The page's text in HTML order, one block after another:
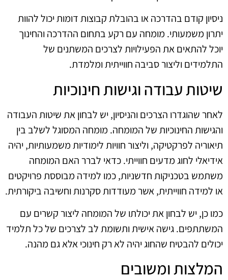
ניסיון קודם בהדרכה או בהובלת קבוצות דומות יכול להוות
יתרון משמעותי. מומחה עם רקע בתחום ההדרכה והחינוך
יוכל להתאים את הפעילויות לצרכים המשתנים של
התלמידים וליצור סביבה חווייתית ומלמדת.
שיטות עבודה וגישות חינוכיות
לאחר שהוגדרו הצרכים והניסיון, יש לבחון את שיטות העבודה
והגישות החינוכיות של המומחה. מומחה המסוגל לשלב בין
תיאוריה לפרקטיקה, וליצור חוויות לימודיות משמעותיות, יהיה
אידיאלי לחוג מדעים חווייתי. כדאי לברר האם המומחה
משתמש בטכניקות חדשניות, כמו למידה מבוססת פרויקטים
או למידה חווייתית, אשר מעודדות סקרנות וחשיבה ביקורתית.
כמו כן, יש לבחון את יכולתו של המומחה ליצור קשרים עם
המשתתפים. גישה אישית ותשומת לב לצרכים של כל תלמיד
יכולים להבטיח שהחוג יהיה לא רק חינוכי אלא גם מהנה.
המלצות ומשובים